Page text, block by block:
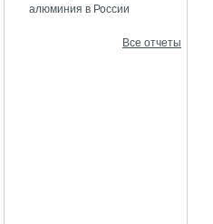
алюминия в России
Все отчеты